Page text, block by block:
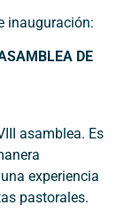
inauguración:
DE
asamblea. Es
experiencia
pastorales.